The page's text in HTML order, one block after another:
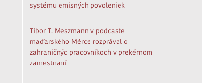
systému emisných povoleniek
Tibor T. Meszmann v podcaste
maďarského Mérce rozprával o
zahraničnýc pracovníkoch v prekérnom
zamestnaní